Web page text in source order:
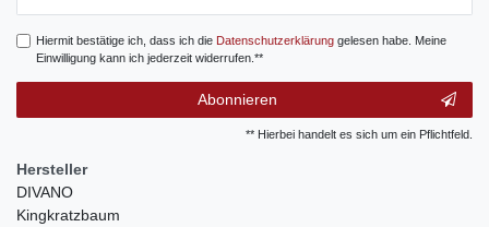
Hiermit bestätige ich, dass ich die Daten­schutz­erklärunggelesen habe. Meine
Einwilligung kann ich jederzeit widerrufen.**
Abonnieren
** Hierbei handelt es sich um ein Pflichtfeld.
Hersteller
DIVANO
Kingkratzbaum